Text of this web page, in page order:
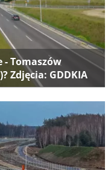
- Tomaszów
Zdjęcia: GDDKIA